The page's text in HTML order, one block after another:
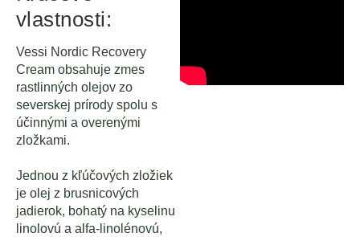
vlastnosti:
Vessi Nordic Recovery
Cream obsahuje zmes
rastlinných olejov zo
severskej prírody spolu s
účinnými a overenými
zložkami.
Jednou z kľúčových zložiek
je olej z brusnicových
jadierok, bohatý na kyselinu
linolovú a alfa-linolénovú,